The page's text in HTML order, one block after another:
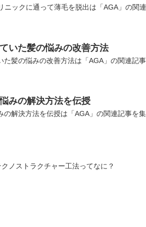
ニックに通って薄毛を脱出は「AGA」の関
いた髪の悩みの改善方法
た髪の悩みの改善方法は「AGA」の関連記
みの解決方法を伝授
の解決方法を伝授は「AGA」の関連記事を
ノストラクチャー工法ってなに？